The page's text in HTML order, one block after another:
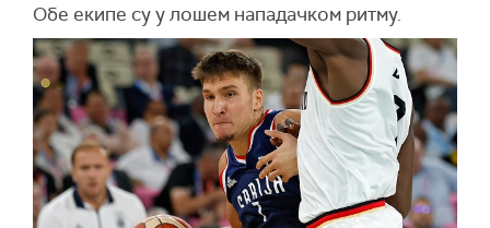
Обе екипе су у лошем нападачком ритму.